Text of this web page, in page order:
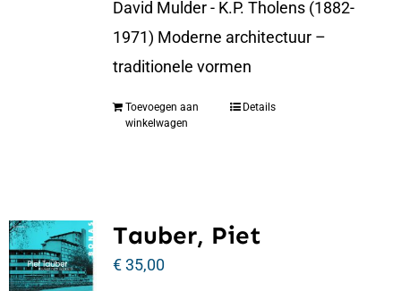
David Mulder - K.P. Tholens (1882-
1971) Moderne architectuur –
traditionele vormen
Toevoegen aan
winkelwagen
Details
Tauber, Piet
€35,00